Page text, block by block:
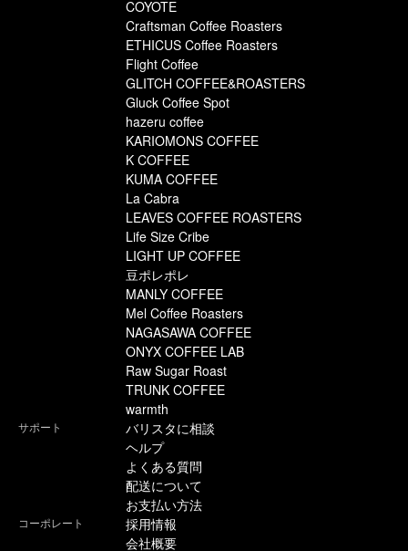
COYOTE
Craftsman Coffee Roasters
ETHICUS Coffee Roasters
Flight Coffee
GLITCH COFFEE&ROASTERS
Gluck Coffee Spot
hazeru coffee
KARIOMONS COFFEE
K COFFEE
KUMA COFFEE
La Cabra
LEAVES COFFEE ROASTERS
Life Size Cribe
LIGHT UP COFFEE
豆ポレポレ
MANLY COFFEE
Mel Coffee Roasters
NAGASAWA COFFEE
ONYX COFFEE LAB
Raw Sugar Roast
TRUNK COFFEE
warmth
サポート
バリスタに相談
ヘルプ
よくある質問
配送について
お支払い方法
コーポレート
採用情報
会社概要